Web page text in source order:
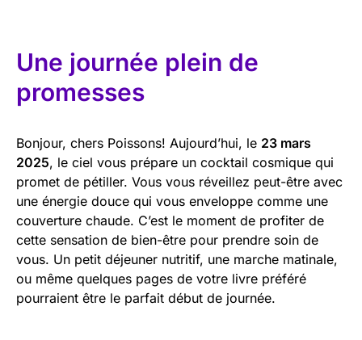
Une journée plein de
promesses
Bonjour, chers Poissons! Aujourd’hui, le 23 mars
2025, le ciel vous prépare un cocktail cosmique qui
promet de pétiller. Vous vous réveillez peut-être avec
une énergie douce qui vous enveloppe comme une
couverture chaude. C’est le moment de profiter de
cette sensation de bien-être pour prendre soin de
vous. Un petit déjeuner nutritif, une marche matinale,
ou même quelques pages de votre livre préféré
pourraient être le parfait début de journée.